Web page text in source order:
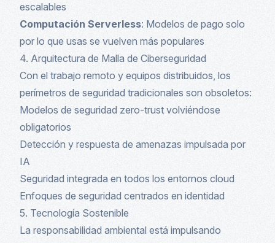
escalables
Computación Serverless: Modelos de pago solo
por lo que usas se vuelven más populares
4. Arquitectura de Malla de Ciberseguridad
Con el trabajo remoto y equipos distribuidos, los
perímetros de seguridad tradicionales son obsoletos:
Modelos de seguridad zero-trust volviéndose
obligatorios
Detección y respuesta de amenazas impulsada por
IA
Seguridad integrada en todos los entornos cloud
Enfoques de seguridad centrados en identidad
5. Tecnología Sostenible
La responsabilidad ambiental está impulsando